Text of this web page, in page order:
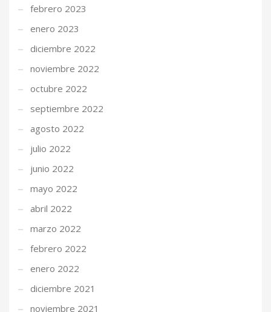
febrero 2023
enero 2023
diciembre 2022
noviembre 2022
octubre 2022
septiembre 2022
agosto 2022
julio 2022
junio 2022
mayo 2022
abril 2022
marzo 2022
febrero 2022
enero 2022
diciembre 2021
noviembre 2021